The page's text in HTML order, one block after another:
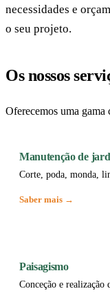
necessidades e
o seu projeto.
Os nossos
Oferecemos uma gama
Manutenção de
Corte, poda, monda,
Saber mais →
Paisagismo
Conceção e realização